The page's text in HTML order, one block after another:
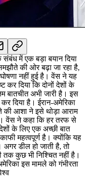
संबंध में एक बड़ा बयान दिया
की ओर बढ़ा जा रहा है,
नहीं हुई है। वेंस ने यह
कर दिया कि दोनों देशों के
बातचीत अभी जारी है। इस
दिया है। ईरान-अमेरिका
की आशा ने इसे थोड़ा आराम
वेंस ने कहा कि हर तरफ से
के लिए एक अच्छी बात
महत्वपूर्ण है। क्योंकि यह
अगर डील हो जाती है, तो
कुछ भी निश्चित नहीं है।
इस मामले को गंभीरता